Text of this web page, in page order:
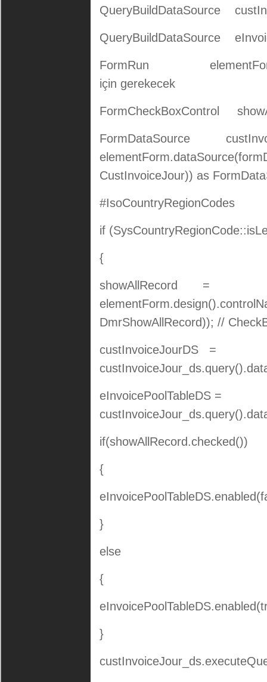
QueryBuildDataSource
QueryBuildDataSource
FormRun elementForm
için gerekecek
FormCheckBoxControl
FormDataSource
CustInvoiceJour)) as
#IsoCountryRegionCodes
if
{
showAllRecord =
DmrShowAllRecord)); //
custInvoiceJourDS =
eInvoicePoolTableDS =
if(showAllRecord.checked())
{
}
else
{
}